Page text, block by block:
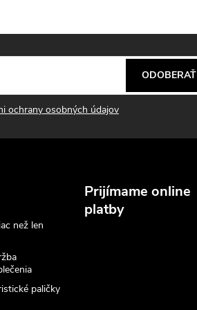
ochrany osobných údajov
ODOBERAŤ
než len
paličky
Prijímame online
platby